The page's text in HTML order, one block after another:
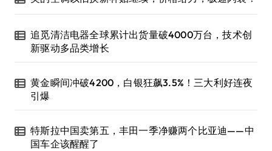
追觅清洁电器全球累计出货量破4000万台，技术创
新驱动多品类增长
黄金瞬间冲破4200，白银狂飙3.5%！三大利好连夜
引爆
特斯拉中国卖第五，丰田一季净赚两个比亚迪——中
国车企该醒醒了